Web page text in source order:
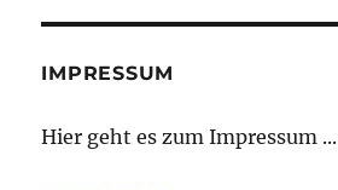
IMPRESSUM
Hier geht es zum Impressum ...